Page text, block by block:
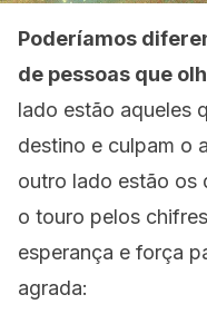
Poderíamos
de pessoas que
lado estão aqueles
destino e culpam o
outro lado estão os
o touro pelos
esperança e força
agrada: